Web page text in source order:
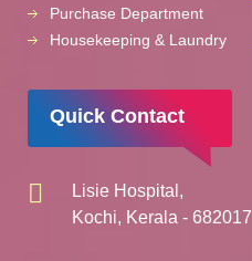
Purchase Department
Housekeeping & Laundry
Quick Contact
Lisie Hospital,
Kochi, Kerala - 682017